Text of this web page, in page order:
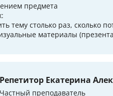
предмета
тему столько раз, сколько
материалы
Репетитор Екатерина
Частный преподаватель